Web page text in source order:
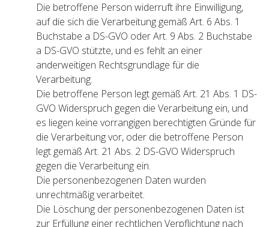
Die betroffene Person widerruft ihre Einwilligung,
auf die sich die Verarbeitung gemäß Art. 6 Abs. 1
Buchstabe a DS-GVO oder Art. 9 Abs. 2 Buchstabe
a DS-GVO stützte, und es fehlt an einer
anderweitigen Rechtsgrundlage für die
Verarbeitung.
Die betroffene Person legt gemäß Art. 21 Abs. 1 DS-
GVO Widerspruch gegen die Verarbeitung ein, und
es liegen keine vorrangigen berechtigten Gründe für
die Verarbeitung vor, oder die betroffene Person
legt gemäß Art. 21 Abs. 2 DS-GVO Widerspruch
gegen die Verarbeitung ein.
Die personenbezogenen Daten wurden
unrechtmäßig verarbeitet.
Die Löschung der personenbezogenen Daten ist
zur Erfüllung einer rechtlichen Verpflichtung nach